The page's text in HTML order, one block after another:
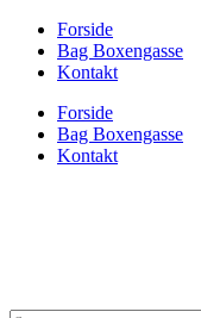
Forside
Bag Boxengasse
Kontakt
Forside
Bag Boxengasse
Kontakt